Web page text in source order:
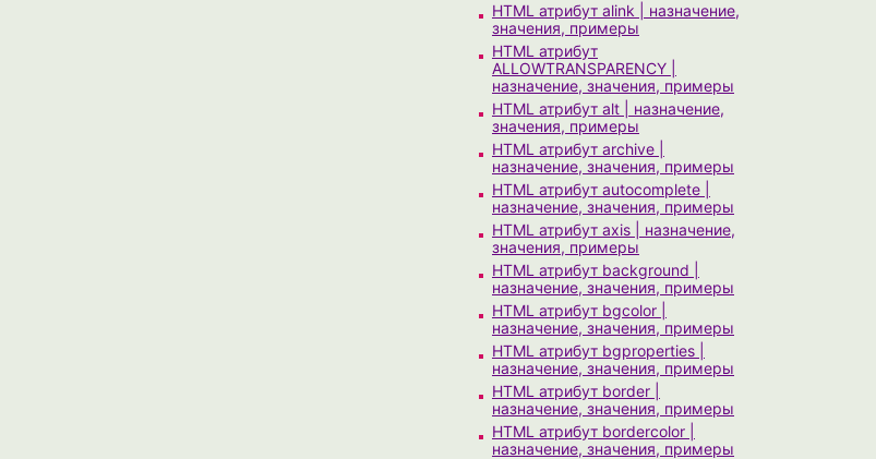
HTML атрибут alink | назначение,
значения, примеры
HTML атрибут
ALLOWTRANSPARENCY |
назначение, значения, примеры
HTML атрибут alt | назначение,
значения, примеры
HTML атрибут archive |
назначение, значения, примеры
HTML атрибут autocomplete |
назначение, значения, примеры
HTML атрибут axis | назначение,
значения, примеры
HTML атрибут background |
назначение, значения, примеры
HTML атрибут bgcolor |
назначение, значения, примеры
HTML атрибут bgproperties |
назначение, значения, примеры
HTML атрибут border |
назначение, значения, примеры
HTML атрибут bordercolor |
назначение, значения, примеры